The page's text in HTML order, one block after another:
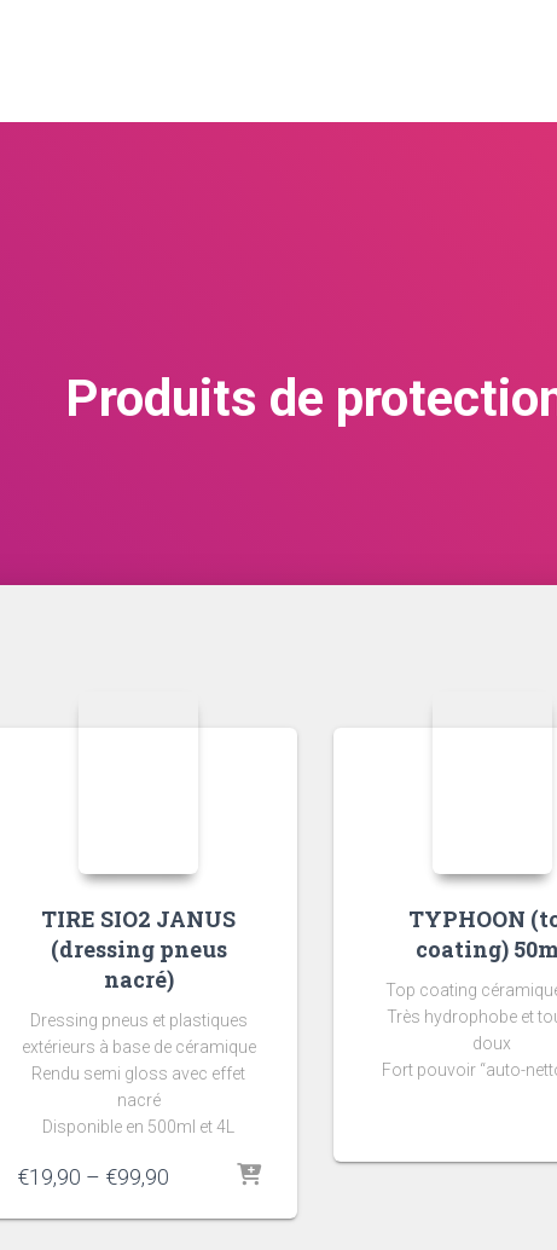
Produits de
TIRE SIO2 JANUS
(dressing pneus
nacré)
Dressing pneus et plastiques
extérieurs à base de céramique
Rendu semi gloss avec effet
nacré
Disponible en 500ml et 4L
€19,90 – €99,90
TYPHOON
coating)
Top coating
Très hydrophobe et
doux
Fort pouvoir “auto-